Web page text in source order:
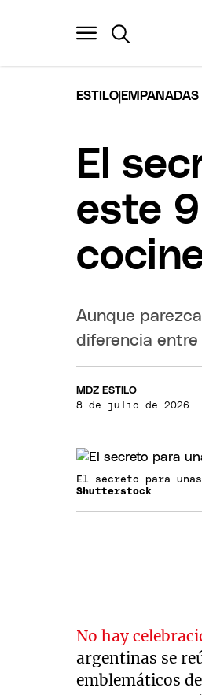
ESTILO EMPANADAS
El
este
Aunque
diferencia entre
MDZ ESTILO
8 de julio de 2026
El secreto para unas
Shutterstock
No hay
argentinas se
emblemáticos